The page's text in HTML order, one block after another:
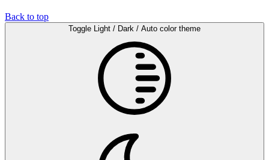
Back to top
Toggle Light / Dark / Auto color theme